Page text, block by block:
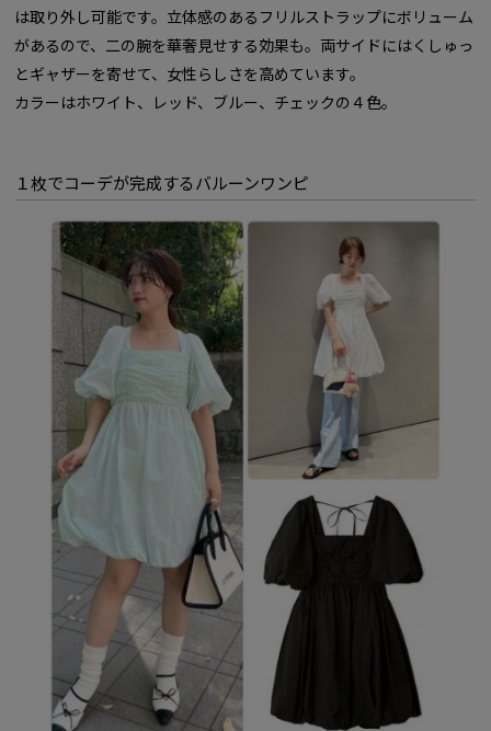
は取り外し可能です。立体感のあるフリルストラップにボリューム
があるので、二の腕を華奢見せする効果も。両サイドにはくしゅっ
とギャザーを寄せて、女性らしさを高めています。
カラーはホワイト、レッド、ブルー、チェックの４色。
１枚でコーデが完成するバルーンワンピ